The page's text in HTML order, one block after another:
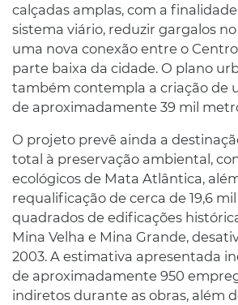
calçadas amplas, com a
sistema viário, reduzir gargalos
uma nova conexão entre o
parte baixa da cidade. O plano
também contempla a criação de
de aproximadamente 39 mil
O projeto prevê ainda a
total à preservação ambiental,
ecológicos de Mata Atlântica,
requalificação de cerca de 19,6
quadrados de edificações
Mina Velha e Mina Grande,
2003. A estimativa apresentada
de aproximadamente 950
indiretos durante as obras, além